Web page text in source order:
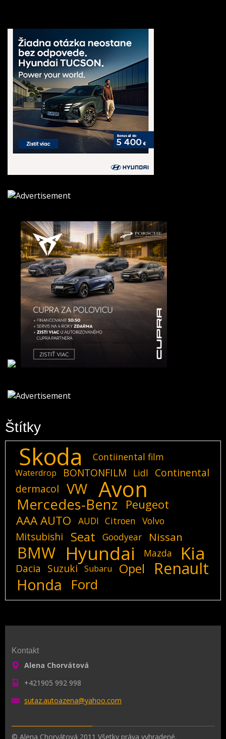
Štítky
Skoda Contiinental film
Waterdrop BONTONFILM Lidl
Continental
dermacol
VW Avon
Mercedes-Benz
Peugeot
AAA AUTO
AUDI Citroen Volvo
Mitsubishi Seat Goodyear Nissan
BMW Hyundai Mazda Kia
Dacia Suzuki Subaru Opel Renault
Honda Ford
Kontakt
Alena Chorvátová
+421905 992 998
sutaz.autoazena@yahoo.com
© Alena Chorvátová 2011 Všetky práva vyhradené.